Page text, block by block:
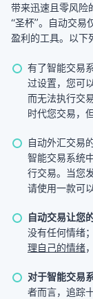
带来迅速且零风险
“圣杯”。自动交易
盈利的工具。以下
有了智能交易
过设置，您可
而无法执行交
时代您交易，
自动外汇交易
智能交易系统
行交易。当您
请使用一款可
自动交易让您
没有任何情绪
理自己的情绪
对于智能交易
者而言，追踪